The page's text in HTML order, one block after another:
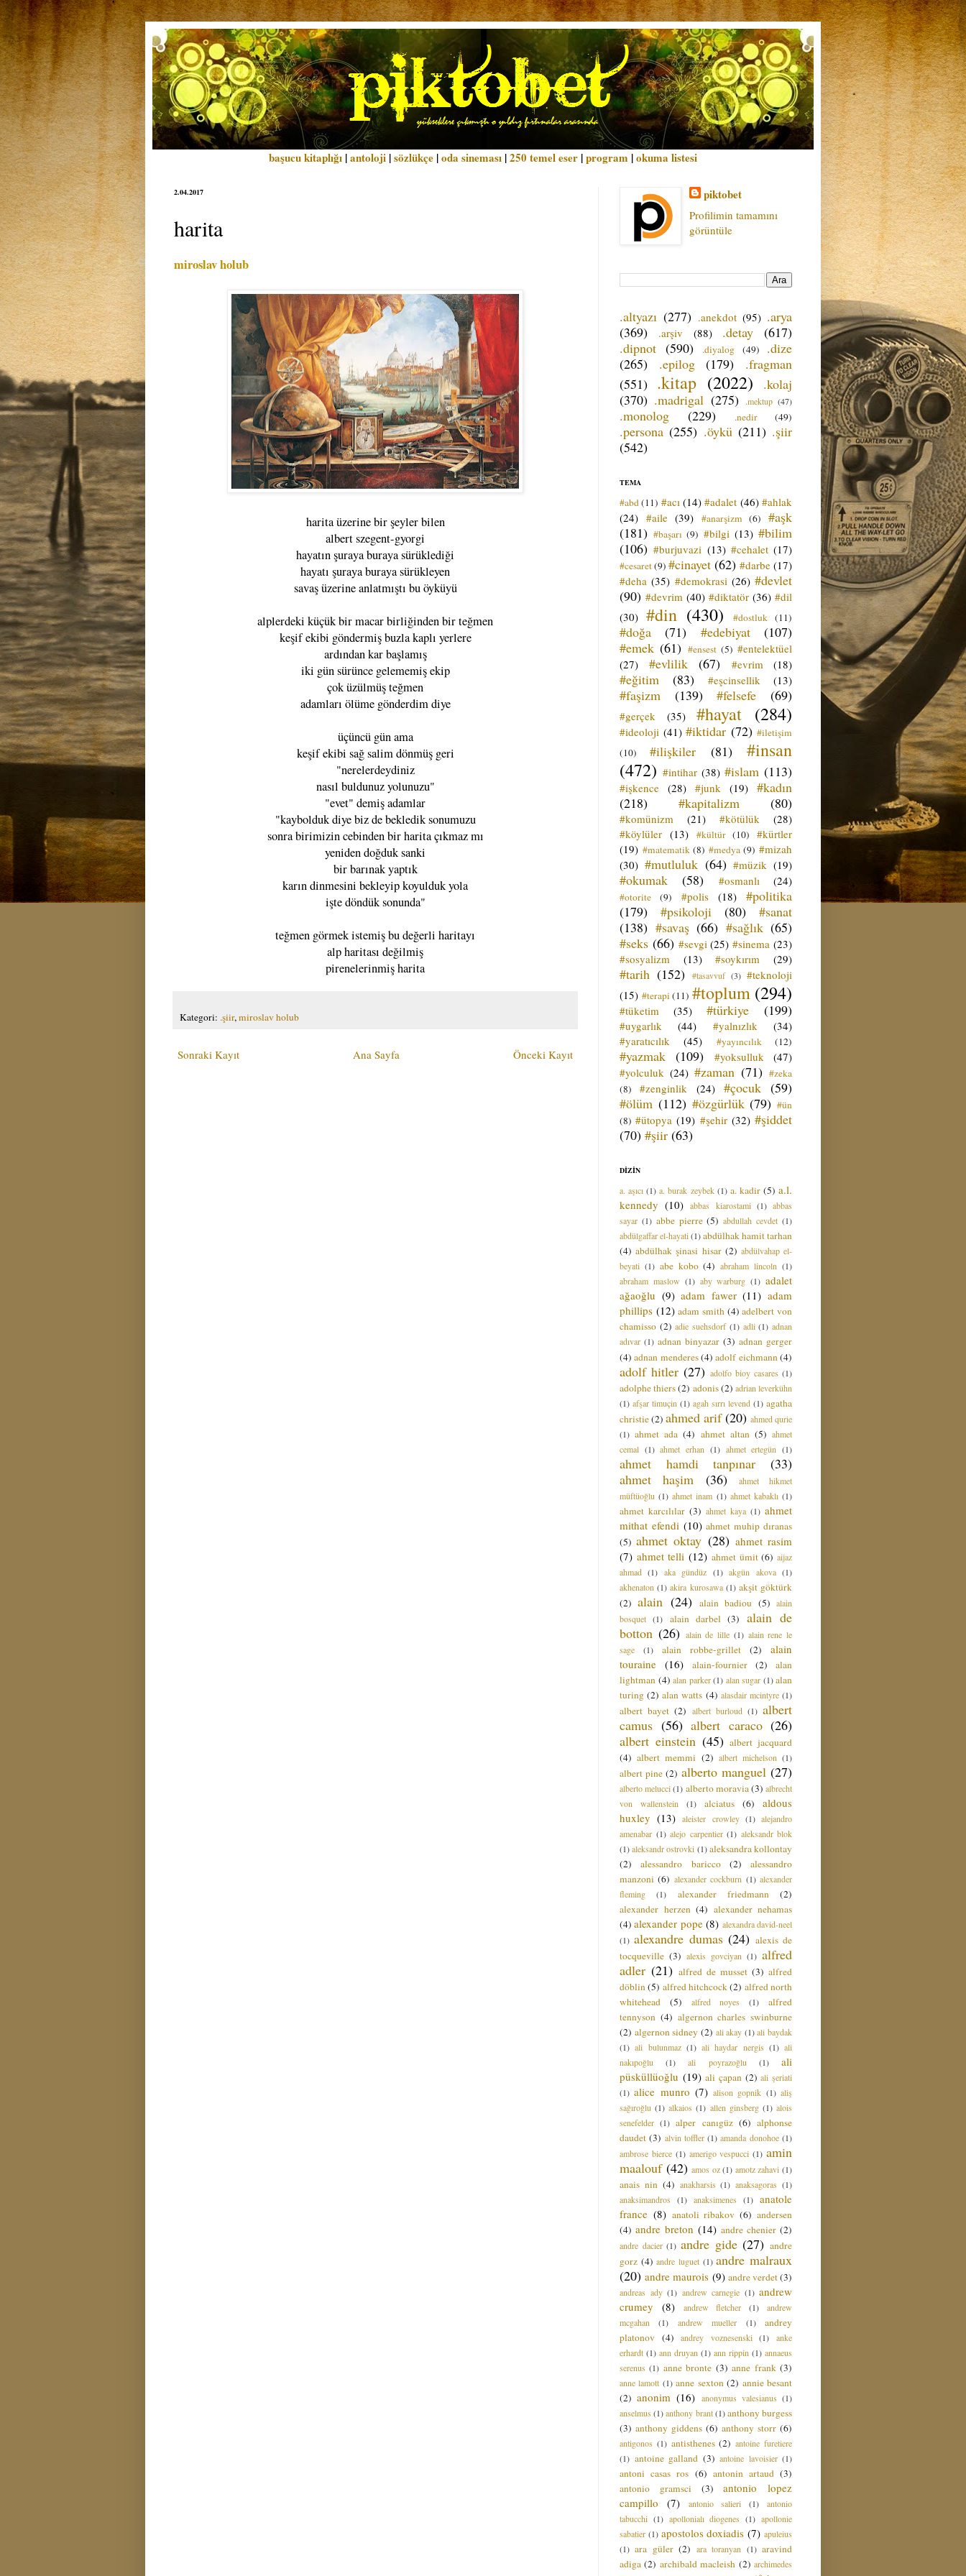
başucu kitaplığı |antoloji |sözlükçe |oda sineması |250 temel eser |program |okuma listesi
2.04.2017
harita
miroslav holub
harita üzerine bir şeyler bilen
albert szegent-gyorgi
hayatın şuraya buraya sürüklediği
hayatı şuraya buraya sürükleyen
savaş üzerine anlatmıştı bu öyküyü
alplerdeki küçük bir macar birliğinden bir teğmen
keşif ekibi göndermiş buzla kaplı yerlere
ardından kar başlamış
iki gün sürünce gelememiş ekip
çok üzülmüş teğmen
adamları ölüme gönderdim diye
üçüncü gün ama
keşif ekibi sağ salim dönmüş geri
"nerelerdeydiniz
nasıl buldunuz yolunuzu"
"evet" demiş adamlar
"kaybolduk diye biz de bekledik sonumuzu
sonra birimizin cebinden bir harita çıkmaz mı
yeniden doğduk sanki
bir barınak yaptık
karın dinmesini bekleyip koyulduk yola
işte döndük sonunda"
teğmen görmek istemiş bu değerli haritayı
alp haritası değilmiş
pirenelerinmiş harita
Kategori: .şiir,miroslav holub
Sonraki Kayıt Önceki Kayıt
Ana Sayfa
piktobet
Profilimin tamamını
görüntüle
.altyazı (277) .anekdot (95) .arya
(369)
.arşiv (88) .detay
(617)
.dipnot (590) .diyalog (49)
.dize
(265)
.epilog (179)
.fragman
(551) .kitap (2022)
.kolaj
(370) .madrigal (275) .mektup (47)
.monolog (229) .nedir (49)
.persona (255) .öykü (211) .şiir
(542)
TEMA
#abd (11) #acı (14) #adalet (46) #ahlak
(24) #aile (39) #anarşizm (6)
#aşk
(181) #başarı (9) #bilgi (13) #bilim
(106) #burjuvazi (13) #cehalet (17)
#cesaret(9) #cinayet (62) #darbe (17)
#deha (35) #demokrasi (26) #devlet
(90) #devrim (40) #diktatör (36) #dil
(30) #din (430) #dostluk (11)
#doğa (71) #edebiyat
(107)
#emek (61) #ensest (5) #entelektüel
(27)
#evlilik (67) #evrim (18)
#eğitim (83) #eşcinsellik (13)
#faşizm (139) #felsefe (69)
#gerçek (35) #hayat (284)
#ideoloji (41) #iktidar (72) #iletişim
(10)
#ilişkiler (81)
#insan
(472) #intihar (38) #islam (113)
#işkence (28) #junk (19) #kadın
(218)
#kapitalizm (80)
#komünizm (21) #kötülük
(28)
#köylüler (13) #kültür (10)
#kürtler
(19) #matematik (8) #medya (9) #mizah
(30) #mutluluk (64) #müzik (19)
#okumak (58) #osmanlı (24)
#otorite (9) #polis (18)
#politika
(179)
#psikoloji (80)
#sanat
(138) #savaş (66) #sağlık (65)
#seks (66) #sevgi (25) #sinema (23)
#sosyalizm
(13) #soykırım (29)
#tarih (152) #tasavvuf (3) #teknoloji
(15) #terapi (11) #toplum (294)
#tüketim (35) #türkiye (199)
#uygarlık (44) #yalnızlık
(34)
#yaratıcılık
(45) #yayıncılık (12)
#yazmak (109) #yoksulluk
(47)
#yolculuk (24) #zaman (71) #zeka
(8)
#zenginlik (24) #çocuk (59)
#ölüm (112) #özgürlük (79) #ün
(8) #ütopya (19) #şehir (32) #şiddet
(70) #şiir (63)
DİZİN
a. aşıcı (1) a. burak zeybek (1) a. kadir (5) a.l.
kennedy (10) abbas kiarostami (1) abbas
sayar (1) abbe pierre (5) abdullah cevdet (1)
abdülgaffar el-hayati(1)abdülhak hamit tarhan
(4) abdülhak şinasi hisar (2) abdülvahap el-
beyati (1) abe kobo (4) abraham lincoln (1)
abraham maslow (1) aby warburg (1) adalet
ağaoğlu (9) adam fawer (11) adam
phillips (12) adam smith (4) adelbert von
chamisso (2) adie suehsdorf (1) adli (1) adnan
adıvar (1) adnan binyazar (3) adnan gerger
(4) adnan menderes(4) adolf eichmann (4)
adolf hitler (27) adolfo bioy casares (1)
adolphe thiers(2) adonis(2) adrian leverkühn
(1) afşar timuçin (1) agah sırrı levend (1) agatha
christie(2) ahmed arif (20) ahmed qurie
(1) ahmet ada (4) ahmet altan (5) ahmet
cemal (1) ahmet erhan (1) ahmet ertegün (1)
ahmet hamdi tanpınar
(33)
ahmet haşim
(36)
ahmet hikmet
müftüoğlu (1) ahmet inam (1) ahmet kabaklı (1)
ahmet karcılılar (3) ahmet kaya (1) ahmet
mithat efendi (10) ahmet muhip dıranas
(5) ahmet oktay (28) ahmet rasim
(7) ahmet telli (12) ahmet ümit (6) aijaz
ahmad (1) aka gündüz (1) akgün akova (1)
akhenaton (1) akira kurosawa (1) akşit göktürk
(2) alain (24) alain badiou (5) alain
bosquet (1) alain darbel (3)
alain de
botton (26) alain de lille (1) alain rene le
sage
(1) alain robbe-grillet (2)
alain
touraine (16) alain-fournier (2)
alan
lightman (4) alan parker (1) alan sugar (1) alan
turing (2) alan watts (4) alasdair mcintyre (1)
albert bayet (2) albert burloud (1) albert
camus (56) albert caraco (26)
albert einstein (45) albert jacquard
(4) albert memmi (2) albert michelson (1)
albert pine (2) alberto manguel (27)
alberto melucci (1) alberto moravia (3) albrecht
von wallenstein
(1) alciatus (6)
aldous
huxley (13) aleister crowley (1) alejandro
amenabar (1) alejo carpentier (1) aleksandr blok
(1) aleksandr ostrovki (1) aleksandra kollontay
(2)
alessandro baricco (2)
alessandro
manzoni (6) alexander cockburn (1) alexander
fleming
(1) alexander friedmann
(2)
alexander herzen (4) alexander nehamas
(4) alexander pope (8) alexandra david-neel
(1) alexandre dumas (24) alexis de
tocqueville (3) alexis govciyan (1) alfred
adler (21) alfred de musset (3) alfred
döblin (5) alfred hitchcock(2) alfred north
whitehead
(5) alfred noyes (1)
alfred
tennyson (4) algernon charles swinburne
(2) algernon sidney (2) ali akay (1) ali baydak
(1) ali bulunmaz (1) ali haydar nergis (1) ali
nakıpoğlu
(1) ali poyrazoğlu (1)
ali
püsküllüoğlu (19) ali çapan (2) ali şeriati
(1) alice munro (7) alison gopnik (1) aliş
sağıroğlu (1) alkaios (1) allen ginsberg (1) alois
senefelder (1) alper canıgüz (6) alphonse
daudet (3) alvin toffler (1) amanda donohoe (1)
ambrose bierce (1) amerigo vespucci (1) amin
maalouf (42) amos oz (1) amotz zahavi (1)
anais nin (4) anakharsis (1) anaksagoras (1)
anaksimandros
(1) anaksimenes (1) anatole
france (8) anatoli ribakov (6) andersen
(4) andre breton (14) andre chenier (2)
andre dacier (1) andre gide (27) andre
gorz (4) andre luguet (1) andre malraux
(20) andre maurois (9) andre verdet(3)
andreas ady (1) andrew carnegie (1) andrew
crumey
(8) andrew fletcher (1)
andrew
mcgahan
(1) andrew mueller (1)
andrey
platonov (4) andrey voznesenski (1)
anke
erhardt (1) ann druyan (1) ann rippin (1) annaeus
serenus (1) anne bronte (3) anne frank (3)
anne lamott (1) anne sexton (2) annie besant
(2) anonim (16) anonymus valesianus (1)
anselmus (1) anthony brant (1) anthony burgess
(3) anthony giddens (6) anthony storr (6)
antigonos (1) antisthenes (2) antoine furetiere
(1) antoine galland (3) antoine lavoisier (1)
antoni casas ros (6) antonin artaud (3)
antonio gramsci
(3)
antonio lopez
campillo
(7) antonio salieri (1)
antonio
tabucchi (1) apollonialı diogenes (1) apollonie
sabatier (1) apostolos doxiadis (7) apuleius
(1) ara güler (2) ara toranyan (1) aravind
adiga (2) archibald macleish (2) archimedes